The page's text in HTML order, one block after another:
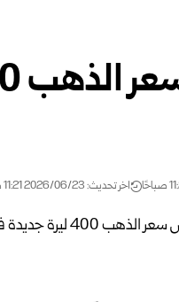
اخر تحديث: 2026/06/23 11:21 صباحًا